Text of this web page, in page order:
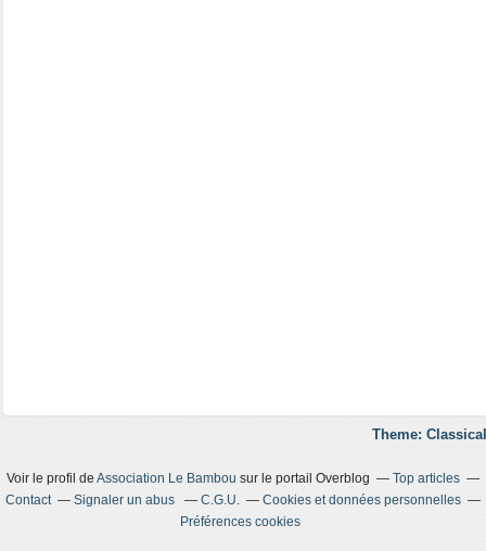
Theme:
Voir le profil de Association Le Bambou sur le portail Overblog
Top articles
Contact
Signaler un abus C.G.U.
Cookies et données personnelles
Préférences cookies